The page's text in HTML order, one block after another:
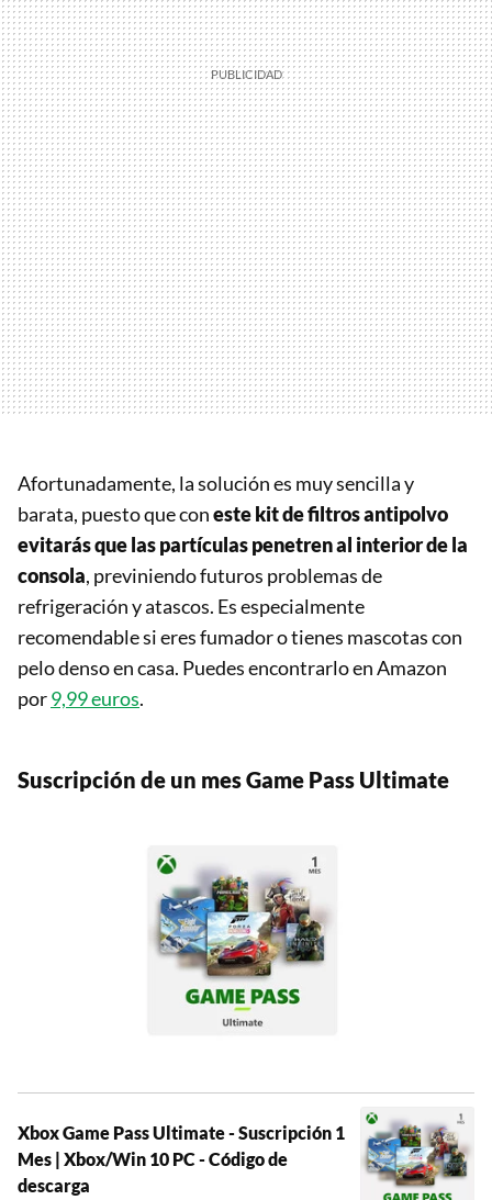
Afortunadamente, la solución es muy sencilla y
barata, puesto que coneste kit de filtros antipolvo
evitarás que las partículas penetren al interior de la
consola, previniendo futuros problemas de
refrigeración y atascos. Es especialmente
recomendable si eres fumador o tienes mascotas con
pelo denso en casa. Puedes encontrarlo en Amazon
por9,99 euros.
Suscripción de un mes Game Pass Ultimate
Xbox Game Pass Ultimate - Suscripción 1
Mes | Xbox/Win 10 PC - Código de
descarga